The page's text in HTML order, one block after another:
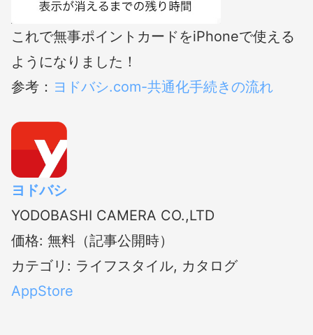
これで無事ポイントカードをiPhoneで使える
ようになりました！
参考： ヨドバシ.com-共通化手続きの流れ
ヨドバシ
YODOBASHI CAMERA CO.,LTD
価格: 無料（記事公開時）
カテゴリ: ライフスタイル, カタログ
AppStore